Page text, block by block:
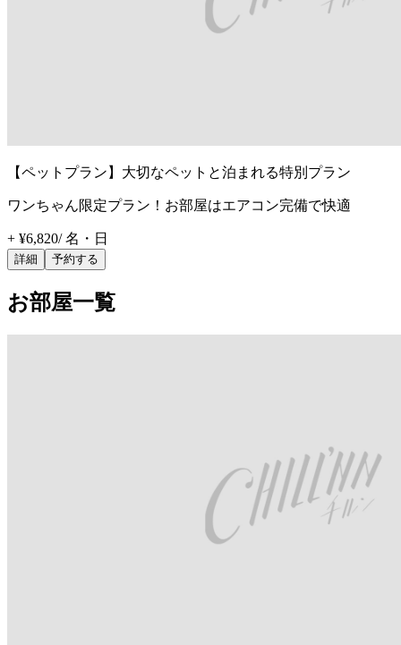
【ペットプラン】大切なペットと泊まれる特別プラン
ワンちゃん限定プラン！お部屋はエアコン完備で快適
+ ¥6,820/名・日
詳細 予約する
お部屋一覧